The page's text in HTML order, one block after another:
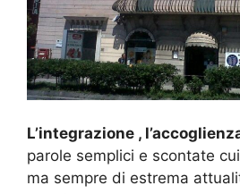
L’integrazione ,
parole semplici e scontate
ma sempre di estrema